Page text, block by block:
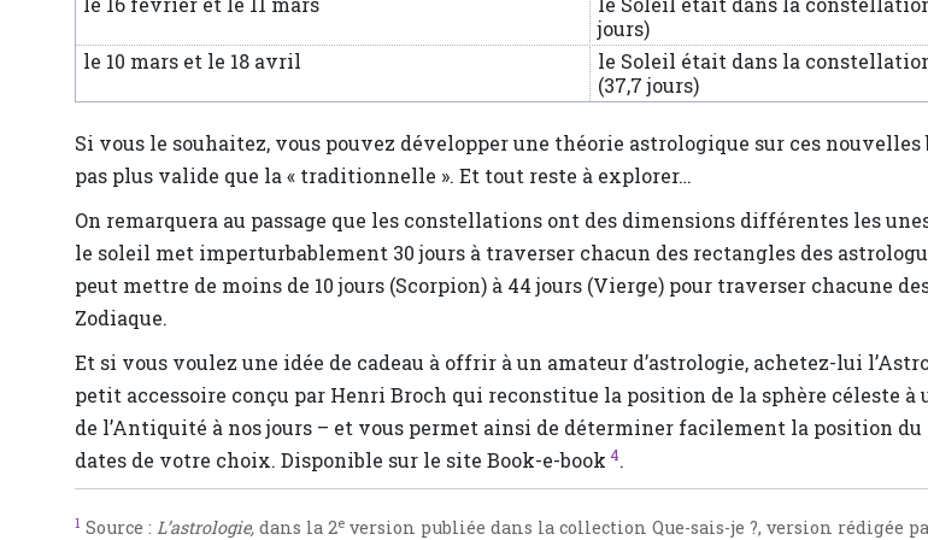
jours)
le 10 mars et le 18 avril
le Soleil était dans la
(37,7 jours)
Si vous le souhaitez, vous pouvez développer une théorie astrologique sur ces nouvelles
pas plus valide que la « traditionnelle ». Et tout reste à explorer…
On remarquera au passage que les constellations ont des dimensions différentes les
le soleil met imperturbablement 30 jours à traverser chacun des rectangles des
peut mettre de moins de 10 jours (Scorpion) à 44 jours (Vierge) pour traverser chacune
Zodiaque.
Et si vous voulez une idée de cadeau à offrir à un amateur d’astrologie, achetez-lui
petit accessoire conçu par Henri Broch qui reconstitue la position de la sphère céleste à
de l’Antiquité à nos jours – et vous permet ainsi de déterminer facilement la position du
dates de votre choix. Disponible sur le site Book-e-book 4.
1 Source : L’astrologie, dans la 2e version publiée dans la collection Que-sais-je ?, version rédigée